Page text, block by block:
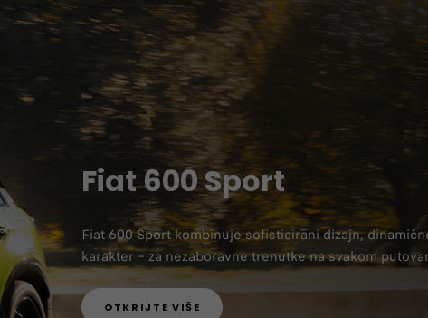
Fiat 600 Sport
Fiat 600 Sport kombinuje sofisticirani dizajn,
karakter – za nezaboravne trenutke na svakom
OTKRIJTE VIŠE